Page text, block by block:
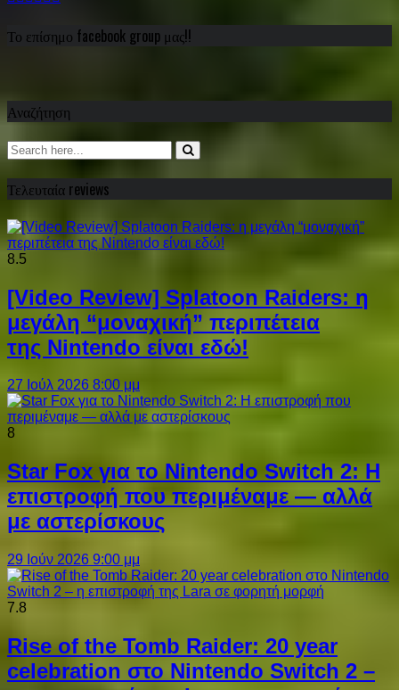
Το επίσημο facebook group μας!!
Αναζήτηση
Τελευταία reviews
8.5
[Video Review] Splatoon Raiders: η
μεγάλη “μοναχική” περιπέτεια
της Nintendo είναι εδώ!
27 Ιούλ 2026 8:00 μμ
8
Star Fox για το Nintendo Switch 2: Η
επιστροφή που περιμέναμε — αλλά
με αστερίσκους
29 Ιούν 2026 9:00 μμ
7.8
Rise of the Tomb Raider: 20 year
celebration στο Nintendo Switch 2 –